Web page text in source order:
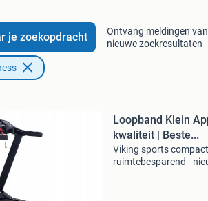
je zoekopdracht
Ontvang meldingen van
nieuwe zoekresultaten
Loopband Klein
kwaliteit | Beste...
Viking sports
ruimtebesparend -